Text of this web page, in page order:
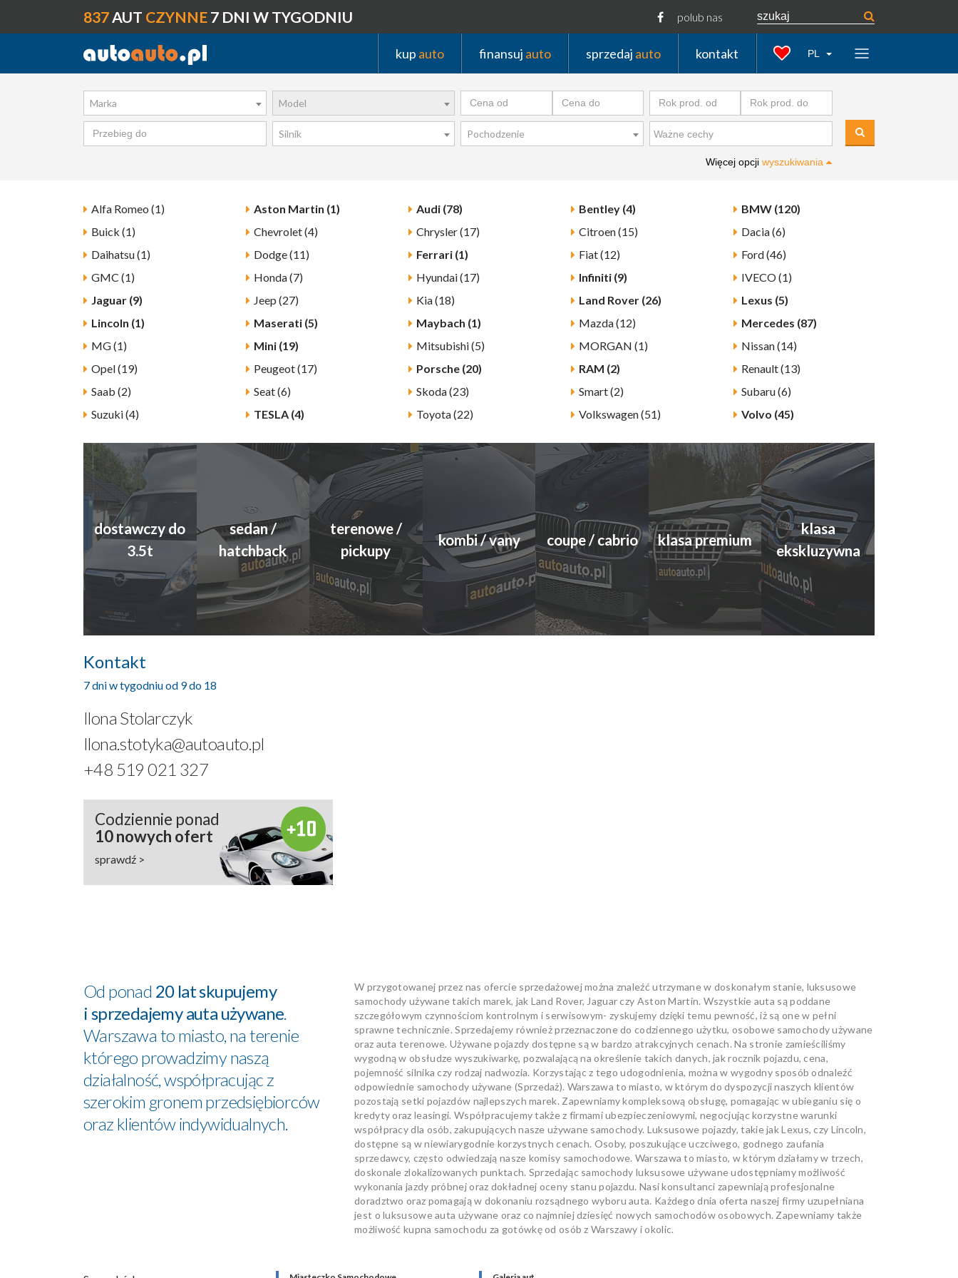
837AUT CZYNNE 7 DNI W TYGODNIU polub nas
kup auto finansuj auto sprzedaj auto kontakt PL
Marka Model
Silnik Pochodzenie
Więcej opcji wyszukiwania
Alfa Romeo (1) Aston Martin (1) Audi (78) Bentley (4)
BMW (120)
Buick (1)
Chevrolet (4) Chrysler (17) Citroen (15)
Dacia (6)
Daihatsu (1)
Dodge (11) Ferrari (1) Fiat (12)
Ford (46)
GMC (1)
Honda (7) Hyundai (17) Infiniti (9)
IVECO (1)
Jaguar (9)
Jeep (27) Kia (18) Land Rover (26)
Lexus (5)
Lincoln (1)
Maserati (5) Maybach (1) Mazda (12)
Mercedes (87)
MG (1)
Mini (19) Mitsubishi (5) MORGAN (1)
Nissan (14)
Opel (19)
Peugeot (17) Porsche (20) RAM (2)
Renault (13)
Saab (2)
Seat (6) Skoda (23) Smart (2)
Subaru (6)
Suzuki (4)
TESLA (4) Toyota (22) Volkswagen (51) Volvo (45)
dostawczy do
3.5t
sedan /
hatchback
terenowe /
pickupy
kombi / vany coupe / cabrio klasa premium
klasa
ekskluzywna
Kontakt
7 dni w tygodniu od 9 do 18
Ilona Stolarczyk
Ilona.stotyka@autoauto.pl
+48 519 021 327
Codziennie ponad
10 nowych ofert
sprawdź >
Od ponad 20 lat skupujemy
i sprzedajemy auta używane
Warszawa to miasto, na terenie
którego prowadzimy naszą
działalność, współpracując z
szerokim gronem przedsiębiorców
oraz klientów indywidualnych.
W przygotowanej przez nas ofercie sprzedażowej można znaleźć utrzymane w doskonałym stanie, luksusowe
samochody używane takich marek, jak Land Rover, Jaguar czy Aston Martin. Wszystkie auta są poddane
szczegółowym czynnościom kontrolnym i serwisowym- zyskujemy dzięki temu pewność, iż są one w pełni
sprawne technicznie. Sprzedajemy również przeznaczone do codziennego użytku, osobowe samochody używane
oraz auta terenowe. Używane pojazdy dostępne są w bardzo atrakcyjnych cenach. Na stronie zamieściliśmy
wygodną w obsłudze wyszukiwarkę, pozwalającą na określenie takich danych, jak rocznik pojazdu, cena,
pojemność silnika czy rodzaj nadwozia. Korzystając z tego udogodnienia, można w wygodny sposób odnaleźć
odpowiednie samochody używane (Sprzedaż). Warszawa to miasto, w którym do dyspozycji naszych klientów
pozostają setki pojazdów najlepszych marek. Zapewniamy kompleksową obsługę, pomagając w ubieganiu się o
kredyty oraz leasingi. Współpracujemy także z firmami ubezpieczeniowymi, negocjując korzystne warunki
współpracy dla osób, zakupujących nasze używane samochody. Luksusowe pojazdy, takie jak Lexus, czy Lincoln,
dostępne są w niewiarygodnie korzystnych cenach. Osoby, poszukujące uczciwego, godnego zaufania
sprzedawcy, często odwiedzają nasze komisy samochodowe. Warszawa to miasto, w którym działamy w trzech,
doskonale zlokalizowanych punktach. Sprzedając samochody luksusowe używane udostępniamy możliwość
wykonania jazdy próbnej oraz dokładnej oceny stanu pojazdu. Nasi konsultanci zapewniają profesjonalne
doradztwo oraz pomagają w dokonaniu rozsądnego wyboru auta. Każdego dnia oferta naszej firmy uzupełniana
jest o luksusowe auta używane oraz co najmniej dziesięć nowych samochodów osobowych. Zapewniamy także
możliwość kupna samochodu za gotówkę od osób z Warszawy i okolic.